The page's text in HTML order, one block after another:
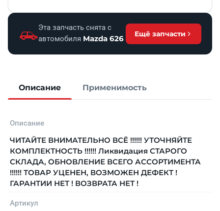
Эта запчасть снята с
автомобиля Mazda 626
Ещё запчасти
Описание Применимость
Описание
ЧИТАЙТЕ ВНИМАТЕЛЬНО ВСЁ !!!!!! УТОЧНЯЙТЕ
КОМПЛЕКТНОСТЬ !!!!!! Ликвидация СТАРОГО
СКЛАДА, ОБНОВЛЕНИЕ ВСЕГО АССОРТИМЕНТА
!!!!!! ТОВАР УЦЕНЕН, ВОЗМОЖЕН ДЕФЕКТ !
ГАРАНТИИ НЕТ ! ВОЗВРАТА НЕТ !
Артикул